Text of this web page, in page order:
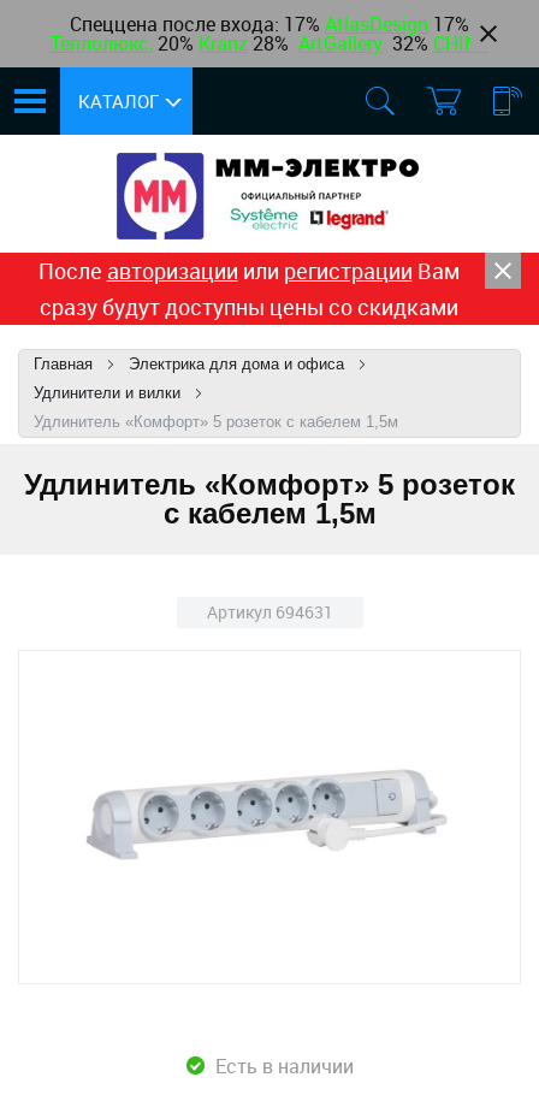
Спеццена после входа: 17% AtlasDesign 17%
Теплолюкс, 20% Kranz 28% ArtGallery 32% CHINT
КАТАЛОГ
После авторизации или регистрации Вам
сразу будут доступны цены со скидками
Главная
Электрика для дома и офиса
Удлинители и вилки
Удлинитель «Комфорт» 5 розеток с кабелем 1,5м
Удлинитель «Комфорт» 5 розеток
с кабелем 1,5м
Артикул 694631
Есть в наличии